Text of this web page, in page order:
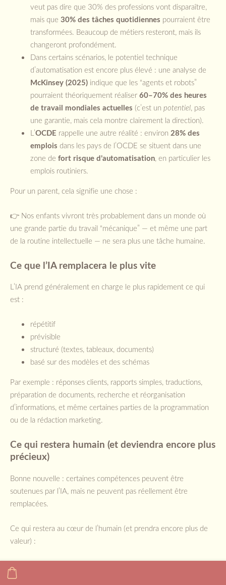
veut pas dire que 30% des professions vont disparaître,
mais que 30% des tâches quotidiennes pourraient être
transformées. Beaucoup de métiers resteront, mais ils
changeront profondément.
Dans certains scénarios, le potentiel technique
d’automatisation est encore plus élevé : une analyse de
McKinsey (2025) indique que les “agents et robots”
pourraient théoriquement réaliser 60–70% des heures
de travail mondiales actuelles (c’est un potentiel, pas
une garantie, mais cela montre clairement la direction).
L’OCDE rappelle une autre réalité : environ 28% des
emplois dans les pays de l’OCDE se situent dans une
zone de fort risque d’automatisation, en particulier les
emplois routiniers.
Pour un parent, cela signifie une chose :
👉 Nos enfants vivront très probablement dans un monde où
une grande partie du travail “mécanique” — et même une part
de la routine intellectuelle — ne sera plus une tâche humaine.
Ce que l’IA remplacera le plus vite
L’IA prend généralement en charge le plus rapidement ce qui
est :
répétitif
prévisible
structuré (textes, tableaux, documents)
basé sur des modèles et des schémas
Par exemple : réponses clients, rapports simples, traductions,
préparation de documents, recherche et réorganisation
d’informations, et même certaines parties de la programmation
ou de la rédaction marketing.
Ce qui restera humain (et deviendra encore plus
précieux)
Bonne nouvelle : certaines compétences peuvent être
soutenues par l’IA, mais ne peuvent pas réellement être
remplacées.
Ce qui restera au cœur de l’humain (et prendra encore plus de
valeur) :